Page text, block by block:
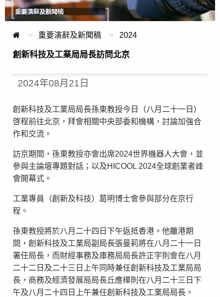
重要演辭及新聞稿 2024
創新科技及工業局局長訪問北京
2024年08月21日
創新科技及工業局局長孫東教授今日（八月二十一日）
啓程前往北京，拜會相關中央部委和機構，討論加強合
作和交流。
訪京期間，孫東教授亦會出席2024世界機器人大會，並
參與主論壇專題對話；以及HICOOL 2024全球創業者峰
會開幕式。
工業專員（創新及科技）葛明博士會參與部分在京行
程。
孫東教授將於八月二十四日下午返抵香港。他離港期
間，創新科技及工業局副局長張曼莉將在八月二十一日
署任局長，而財經事務及庫務局局長許正宇則會在八月
二十二日及二十三日上午同時兼任創新科技及工業局局
長，商務及經濟發展局局長丘應樺則在八月二十三日下
午及八月二十四日上午兼任創新科技及工業局局長。